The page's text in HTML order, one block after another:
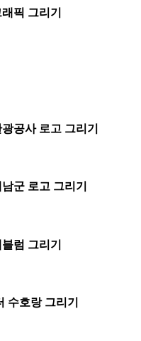
픽 그리기
공사 로고 그리기
군 로고 그리기
럼 그리기
수호랑 그리기